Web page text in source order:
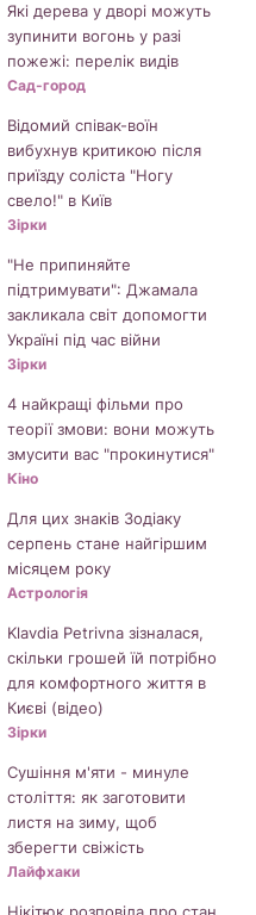
Які дерева у дворі можуть
зупинити вогонь у разі
пожежі: перелік видів
Сад-город
Відомий співак-воїн
вибухнув критикою після
приїзду соліста "Ногу
свело!" в Київ
Зірки
"Не припиняйте
підтримувати": Джамала
закликала світ допомогти
Україні під час війни
Зірки
4 найкращі фільми про
теорії змови: вони можуть
змусити вас "прокинутися"
Кіно
Для цих знаків Зодіаку
серпень стане найгіршим
місяцем року
Астрологія
Klavdia Petrivna зізналася,
скільки грошей їй потрібно
для комфортного життя в
Києві (відео)
Зірки
Сушіння м'яти - минуле
століття: як заготовити
листя на зиму, щоб
зберегти свіжість
Лайфхаки